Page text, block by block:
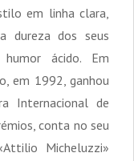
em linha clara,
dureza dos seus
ácido. Em
em 1992, ganhou
Internacional de
conta no seu
Micheluzzi»